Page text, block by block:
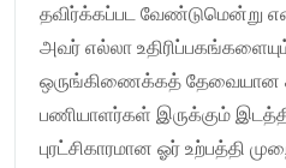
தவிர்க்கப்பட
அவர் எல்லா
ஒருங்கிணைக்கத் தேவையான
பணியாளர்கள் இருக்கும்
புரட்சிகாரமான ஓர் உற்பத்தி